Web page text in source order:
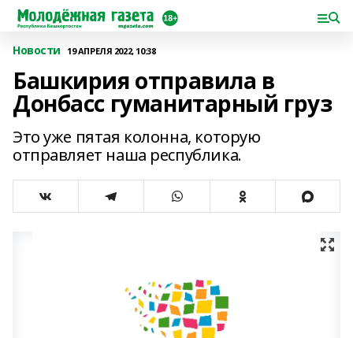
Новости 19 АПРЕЛЯ 2022, 10:38
Башкирия отправила в
Донбасс гуманитарный груз
Это уже пятая колонна, которую
отправляет наша республика.